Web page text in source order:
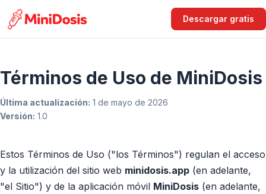
Saltar al contenido principal
Descargar gratis
Términos de Uso de MiniDosis
Última actualización: 1 de mayo de 2026
Versión: 1.0
Estos Términos de Uso ("los Términos") regulan el acceso
y la utilización del sitio web minidosis.app (en adelante,
"el Sitio") y de la aplicación móvil MiniDosis (en adelante,